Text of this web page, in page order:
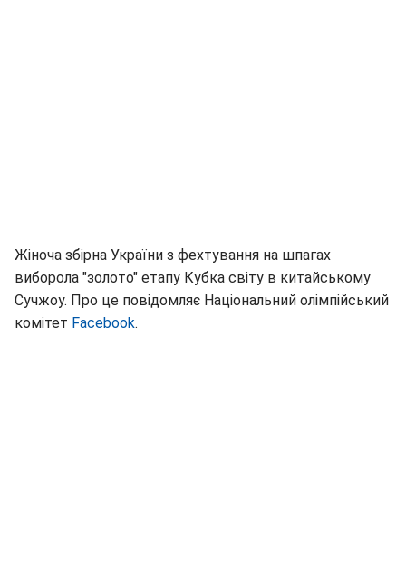
Жіноча збірна України з фехтування на шпагах
виборола "золото" етапу Кубка світу в китайському
Сучжоу. Про це повідомляє Національний олімпійський
комітет Facebook.